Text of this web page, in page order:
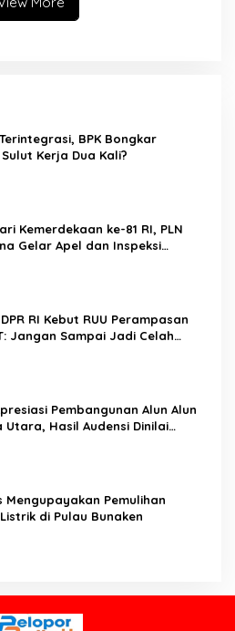
Terintegrasi, BPK Bongkar
Kerja Dua Kali?
Kemerdekaan ke-81 RI, PLN
Gelar Apel dan Inspeksi
RI Kebut RUU Perampasan
Jangan Sampai Jadi Celah
Pembangunan Alun Alun
Utara, Hasil Audensi Dinilai
Mengupayakan Pemulihan
di Pulau Bunaken